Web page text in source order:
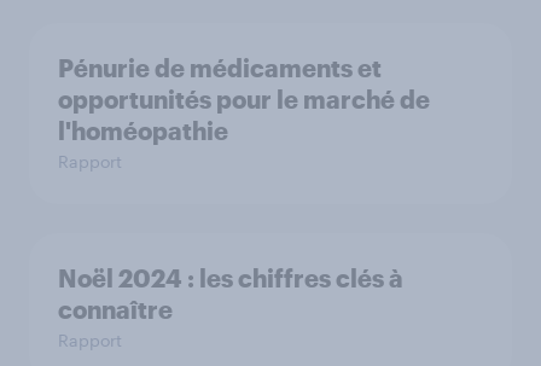
Pénurie de médicaments et
opportunités pour le marché de
l'homéopathie
Rapport
Noël 2024 : les chiffres clés à
connaître
Rapport